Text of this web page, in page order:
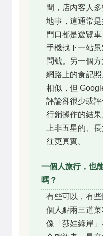
間，店內客人
地事，這通常
門口都是遊覽
手機找下一站
問號。另一個
網路上的食記
相似，但
評論卻很少或
行銷操作的結
上非五星的、
往更真實。
一個人旅行，也
嗎？
有些可以，有
個人點兩三道菜
像「莎娃綠岸